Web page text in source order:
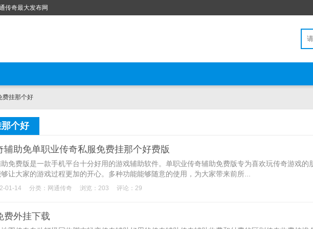
传奇最大发布网
费挂那个好
个好
辅助免单职业传奇私服免费挂那个好费版
免费版是一款手机平台十分好用的游戏辅助软件。单职业传奇辅助免费版专为喜欢玩传奇游戏的
让大家的游戏过程更加的开心。多种功能能够随意的使用，为大家带来前所...
01-14 分类： 网通传奇 浏览：203 评论：29
费外挂下载